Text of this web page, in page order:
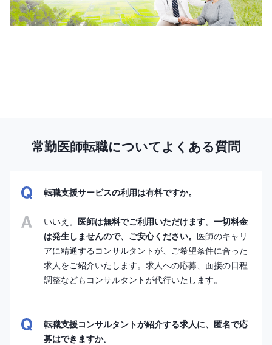
常勤医師転職についてよくある質問
転職支援サービスの利用は有料ですか。
いいえ。 医師は無料でご利用いただけます。一切料金
は発生しませんので、ご安心ください。 医師のキャリ
アに精通するコンサルタントが、ご希望条件に合った
求人をご紹介いたします。求人への応募、面接の日程
調整などもコンサルタントが代行いたします。
転職支援コンサルタントが紹介する求人に、匿名で応
募はできますか。